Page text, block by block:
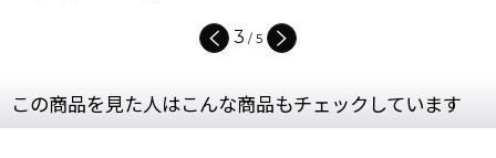
4 / 5
この商品を見た人はこんな商品もチェックしています